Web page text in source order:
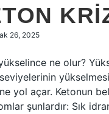
26, 2025
ne olur?
yol açar. Ketonun
şunlardır: Sık